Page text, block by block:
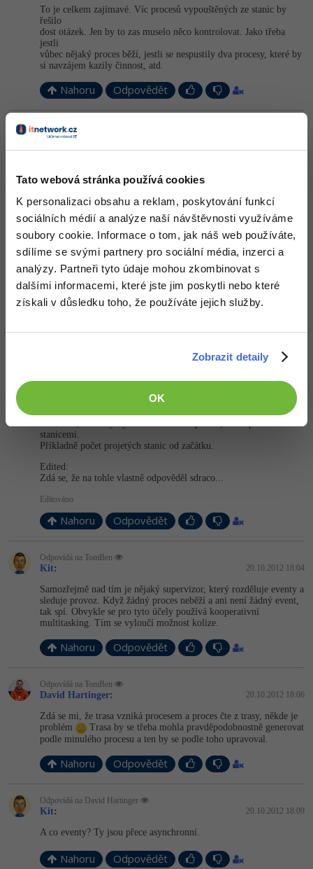
Tato webová stránka používá cookies
K personalizaci obsahu a reklam, poskytování funkcí
sociálních médií a analýze naší návštěvnosti využíváme
soubory cookie. Informace o tom, jak náš web používáte,
sdílíme se svými partnery pro sociální média, inzerci a
analýzy. Partneři tyto údaje mohou zkombinovat s
dalšími informacemi, které jste jim poskytli nebo které
získali v důsledku toho, že používáte jejich služby.
Zobrazit detaily
OK
To je celkem zajímavé. Víc procesů vypouštěných ze stanic by
řešilo
dost otázek. Jen by to zas muselo něco kontrolovat. Jako třeba
jestli
vůbec nějaký proces běží, jestli se nespustily dva procesy, které by
si navzájem kazily činnost, atd.
Nahoru Odpovědět
Odpovídá na TomBen
Kit:
...)
Nahoru Odpovědět
Odpovídá na TomBen
David Hartinger: 20.10.2012 17:59
Trasa musí být daná nebo musí být alespoň znám způsob, jak
vzniká. Nic to na mém modelu nemění, jen budeš přidávat objekty
do kolekce podle akcí vlaku (čím projel). OOP odpovídá tomu, jak
chápou lidi svět a jak myslí. Když víš, jak to udělat, víš i jak to
ti to navrhl.
20.10.2012 18:01
stanicemi.
Příkladně počet projetých stanic od začátku.
Edited:
Zdá se, že na tohle vlastně odpověděl sdraco...
Editováno
Nahoru Odpovědět
Odpovídá na TomBen
Kit: 20.10.2012 18:04
Samozřejmě nad tím je nějaký supervizor, který rozděluje eventy a
sleduje provoz. Když žádný proces neběží a ani není žádný event,
tak spí. Obvykle se pro tyto účely používá kooperativní
multitasking. Tím se vyloučí možnost kolize.
Nahoru Odpovědět
Odpovídá na TomBen
David Hartinger: 20.10.2012 18:06
Zdá se mi, že trasa vzniká procesem a proces čte z trasy, někde je
problém
Trasa by se třeba mohla pravděpodobnostně generovat
podle minulého procesu a ten by se podle toho upravoval.
Nahoru Odpovědět
Odpovídá na David Hartinger
Kit: 20.10.2012 18:09
A co eventy? Ty jsou přece asynchronní.
Nahoru Odpovědět